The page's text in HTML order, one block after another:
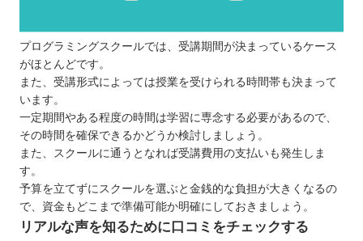
プログラミングスクールでは、受講期間が決まっているケース
がほとんどです。
また、受講形式によっては授業を受けられる時間帯も決まって
います。
一定期間やある程度の時間は学習に専念する必要があるので、
その時間を確保できるかどうか検討しましょう。
また、スクールに通うとなれば受講費用の支払いも発生しま
す。
予算を立てずにスクールを選ぶと金銭的な負担が大きくなるの
で、資金もどこまで準備可能か明確にしておきましょう。
リアルな声を知るために口コミをチェックする